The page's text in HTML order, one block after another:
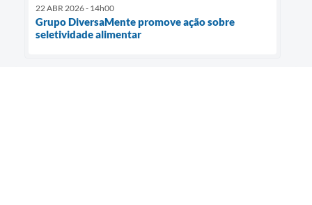
22 ABR 2026 - 14h00
Grupo DiversaMente promove ação sobre
seletividade alimentar